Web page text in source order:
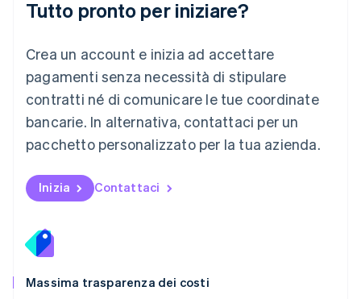
Tutto pronto per iniziare?
Crea un account e inizia ad accettare
pagamenti senza necessità di stipulare
contratti né di comunicare le tue coordinate
bancarie. In alternativa, contattaci per un
pacchetto personalizzato per la tua azienda.
Inizia Contattaci
Massima trasparenza dei costi
Malta
English
EspañolEnglish
Norvegia
English
Nuova Zelanda
English
NederlandsEnglish
English
Portogallo
RAS di Hong Kong, Cina
English
English